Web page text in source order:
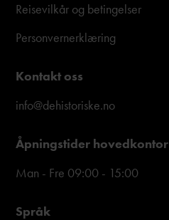
Reisevilkår og betingelser
Personvernerklæring
Kontakt oss
info@dehistoriske.no
Åpningstider hovedkontor
Man - Fre 09:00 - 15:00
Språk